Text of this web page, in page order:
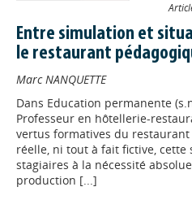
Entre simulation et
le restaurant
Marc NANQUETTE
Dans Education permanente
Professeur en hôtellerie-
vertus formatives du
réelle, ni tout à fait fictive,
stagiaires à la nécessité
production [...]Appels à projets